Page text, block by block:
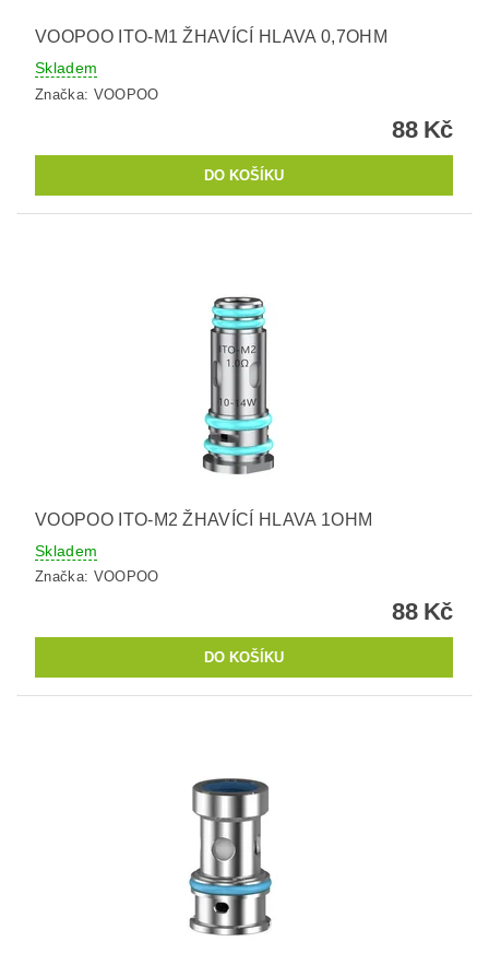
VOOPOO ITO-M1 ŽHAVÍCÍ HLAVA 0,7OHM
Skladem
Značka: VOOPOO
88 Kč
VOOPOO ITO-M2 ŽHAVÍCÍ HLAVA 1OHM
Skladem
Značka: VOOPOO
88 Kč